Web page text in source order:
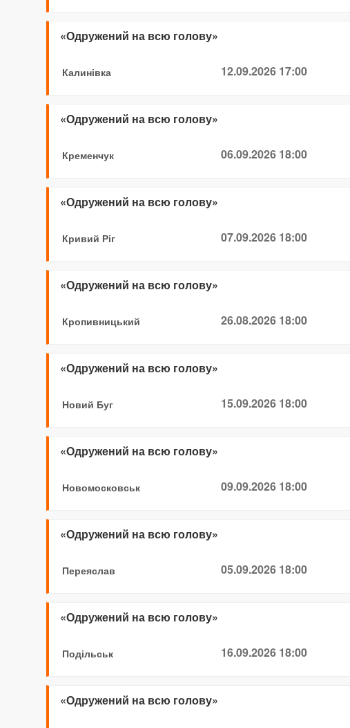
«Одружений на всю голову»
Калинівка 12.09.2026 17:00
«Одружений на всю голову»
Кременчук 06.09.2026 18:00
«Одружений на всю голову»
Кривий Ріг 07.09.2026 18:00
«Одружений на всю голову»
Кропивницький 26.08.2026 18:00
«Одружений на всю голову»
Новий Буг 15.09.2026 18:00
«Одружений на всю голову»
Новомосковськ 09.09.2026 18:00
«Одружений на всю голову»
Переяслав 05.09.2026 18:00
«Одружений на всю голову»
Подільськ 16.09.2026 18:00
«Одружений на всю голову»